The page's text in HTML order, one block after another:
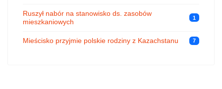
Ruszył nabór na stanowisko ds. zasobów
mieszkaniowych
1
Mieścisko przyjmie polskie rodziny z Kazachstanu 7